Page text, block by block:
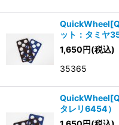
ット：タミヤ
1,650円(税込)
35365
タレリ6454）